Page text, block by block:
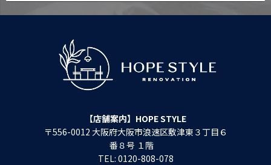
【店舗案内】HOPE STYLE
〒556-0012 大阪府大阪市浪速区敷津東３丁目６
番８号 １階
TEL: 0120-808-078